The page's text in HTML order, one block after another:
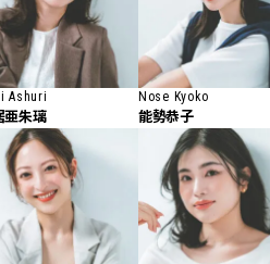
Ashuri
亜朱璃
Nose Kyoko
能勢恭子
Nov, 17, 2025
い名品リップ10選】塗
きない・皮むけしやす
をクリア | CLASSY.[ク
]
Aug, 5, 2026
に「うるおいター
【SOFINA BASIC＋】